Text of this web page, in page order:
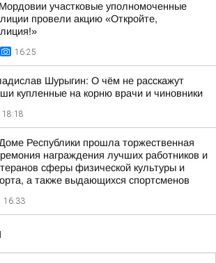
участковые уполномоченные
провели акцию «Откройте,
16:25
Шурыгин: О чём не расскажут
купленные на корню врачи и чиновники
18:18
Республики прошла торжественная
награждения лучших работников и
сферы физической культуры и
а также выдающихся спортсменов
16:33